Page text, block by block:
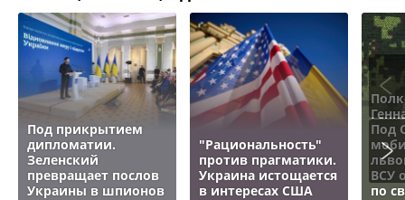
Под прикрытием
дипломатии.
Зеленский
превращает послов
Украины в шпионов
"Рациональность"
против прагматики.
Украина истощается
в интересах США
Под
ВСУ
по